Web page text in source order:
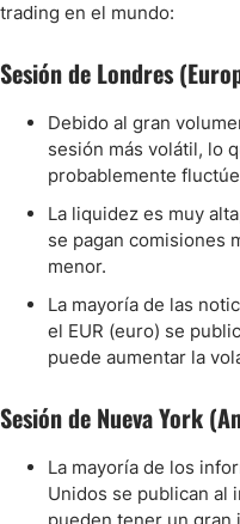
trading en el mundo:
Sesión de Londres
Debido al gran
sesión más volátil, lo
probablemente
La liquidez es muy
se pagan comisiones
menor.
La mayoría de las
el EUR (euro) se
puede aumentar la
Sesión de Nueva York
La mayoría de los
Unidos se publican al